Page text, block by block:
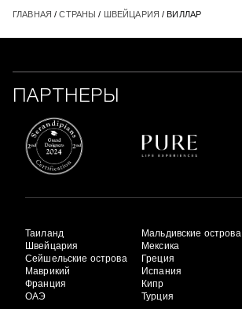
ГЛАВНАЯ /СТРАНЫ / ШВЕЙЦАРИЯ / ВИЛЛАР
ПАРТНЕРЫ
Таиланд
Швейцария
Сейшельские острова
Маврикий
Франция
ОАЭ
Мальдивские острова
Мексика
Греция
Испания
Кипр
Турция